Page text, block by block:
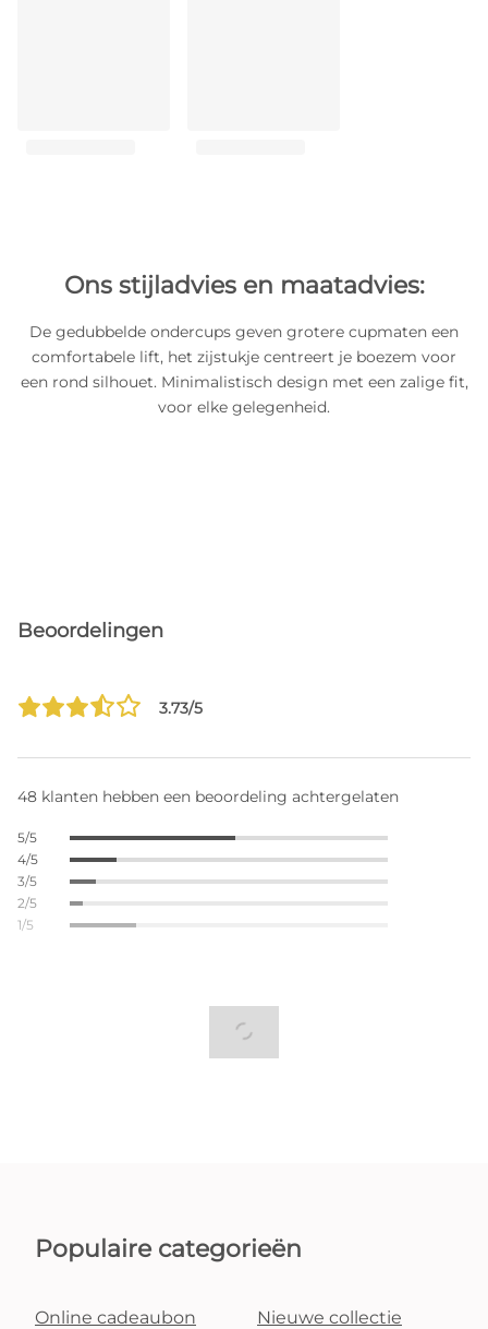
Ons stijladvies en maatadvies:
De gedubbelde ondercups geven grotere cupmaten een
comfortabele lift, het zijstukje centreert je boezem voor
een rond silhouet. Minimalistisch design met een zalige fit,
voor elke gelegenheid.
Beoordelingen
3.73/5
48 klanten hebben een beoordeling achtergelaten
5/5
4/5
3/5
2/5
1/5
Populaire categorieën
Online cadeaubon Nieuwe collectie